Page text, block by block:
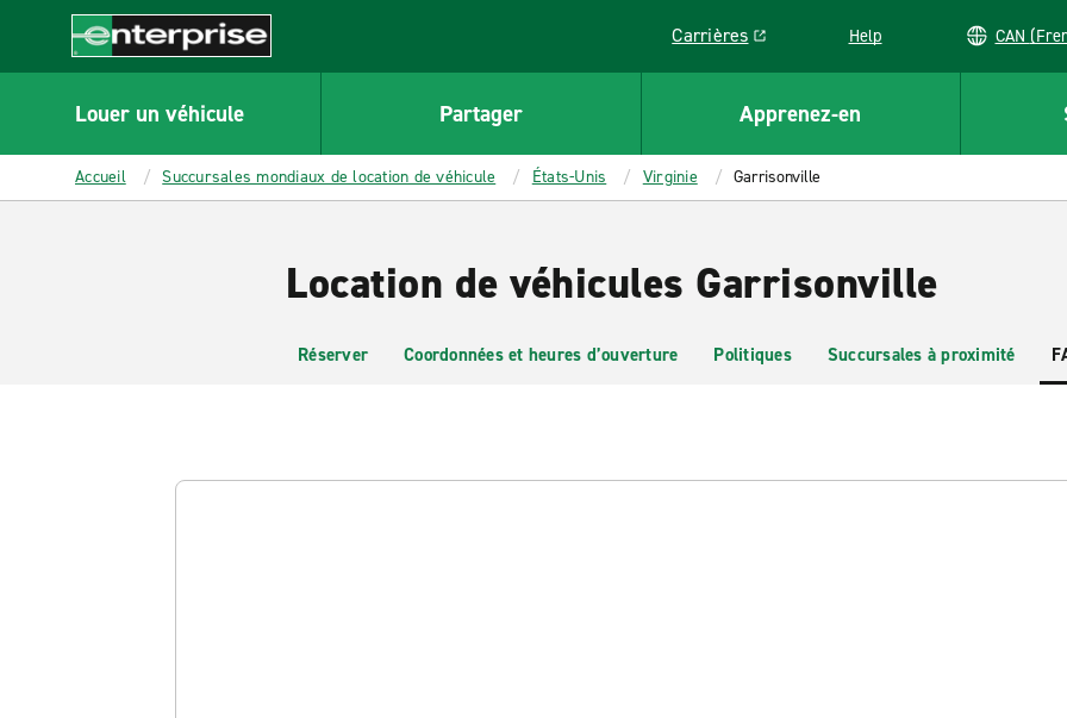
CONTENT
Enterprise
Carrières
Link opens in a new window
Help CAN
Louer un véhicule Partager Apprenez-en
Accueil Succursales mondiaux de location de véhicule États-Unis Virginie Garrisonville
Location de véhicules Garrisonville
Réserver Coordonnées et heures d’ouverture Politiques Succursales à proximité